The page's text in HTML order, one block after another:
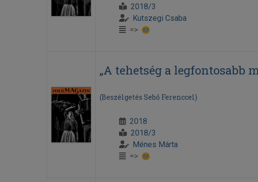
2018/3
Kutszegi Csaba
=>
„A tehetség a legfontosabb
(Beszélgetés Sebő Ferenccel)
2018
2018/3
Ménes Márta
=>